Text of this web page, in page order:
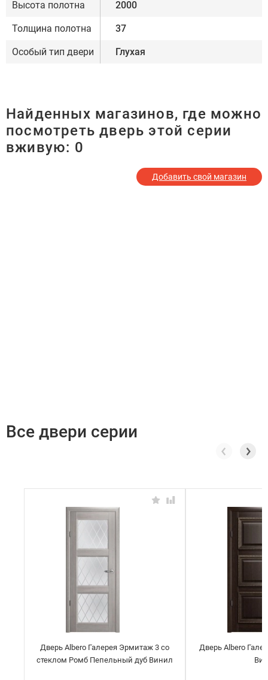
Высота полотна 2000
Толщина полотна 37
Особый тип двери Глухая
Найденных магазинов, где можно
посмотреть дверь этой серии
вживую: 0
Добавить свой магазин
Все двери серии
Дверь Albero Галерея Эрмитаж 3 со
стеклом Ромб Пепельный дуб Винил
Дверь Albero